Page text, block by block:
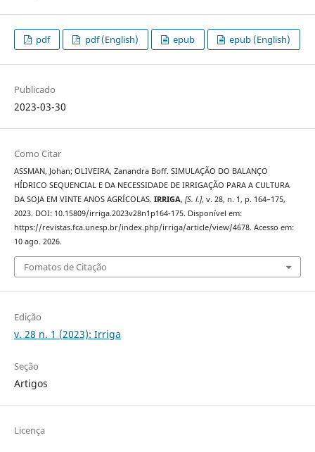
pdf pdf (English) epub epub (English)
Publicado
2023-03-30
Como Citar
ASSMAN, Johan; OLIVEIRA, Zanandra Boff. SIMULAÇÃO DO BALANÇO
HÍDRICO SEQUENCIAL E DA NECESSIDADE DE IRRIGAÇÃO PARA A CULTURA
DA SOJA EM VINTE ANOS AGRÍCOLAS. IRRIGA, [S. l.], v. 28, n. 1, p. 164–175,
2023. DOI: 10.15809/irriga.2023v28n1p164-175. Disponível em:
https://revistas.fca.unesp.br/index.php/irriga/article/view/4678. Acesso em:
10 ago. 2026.
Fomatos de Citação
Edição
v. 28 n. 1 (2023): Irriga
Seção
Artigos
Licença